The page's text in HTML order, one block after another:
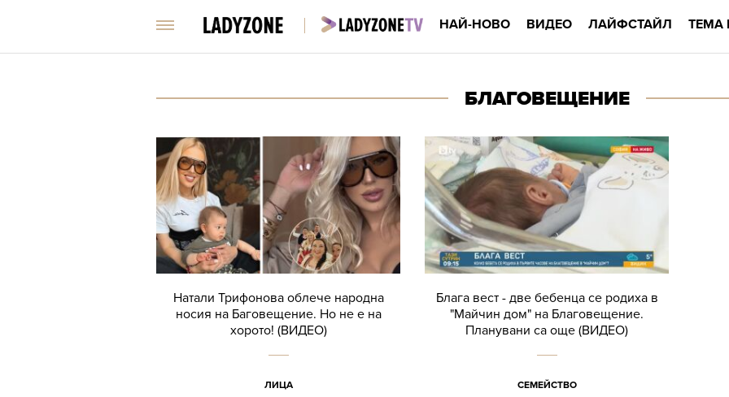
НАЙ-НОВО ВИДЕО ЛАЙФСТАЙЛ ТЕМА
БЛАГОВЕЩЕНИЕ
Натали Трифонова облече народна
носия на Баговещение. Но не е на
хорото! (ВИДЕО)
ЛИЦА
Блага вест - две бебенца се родиха в
"Майчин дом" на Благовещение.
Планувани са още (ВИДЕО)
СЕМЕЙСТВО